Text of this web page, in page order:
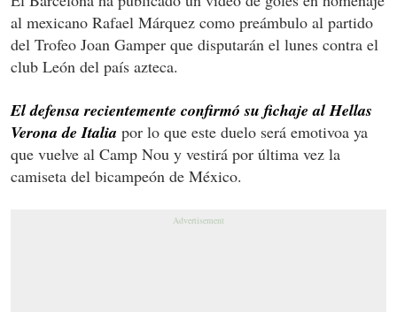
al mexicano Rafael Márquez como preámbulo al partido
del Trofeo Joan Gamper que disputarán el lunes contra el
club León del país azteca.
El defensa recientemente confirmó su fichaje al Hellas
Verona de Italia por lo que este duelo será emotivoa ya
que vuelve al Camp Nou y vestirá por última vez la
camiseta del bicampeón de México.